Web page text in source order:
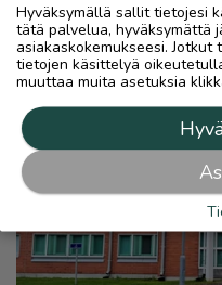
Hyväksymällä sallit tietojesi
tätä palvelua, hyväksymättä
asiakaskokemukseesi.
tietojen käsittelyä
muuttaa muita asetuksia